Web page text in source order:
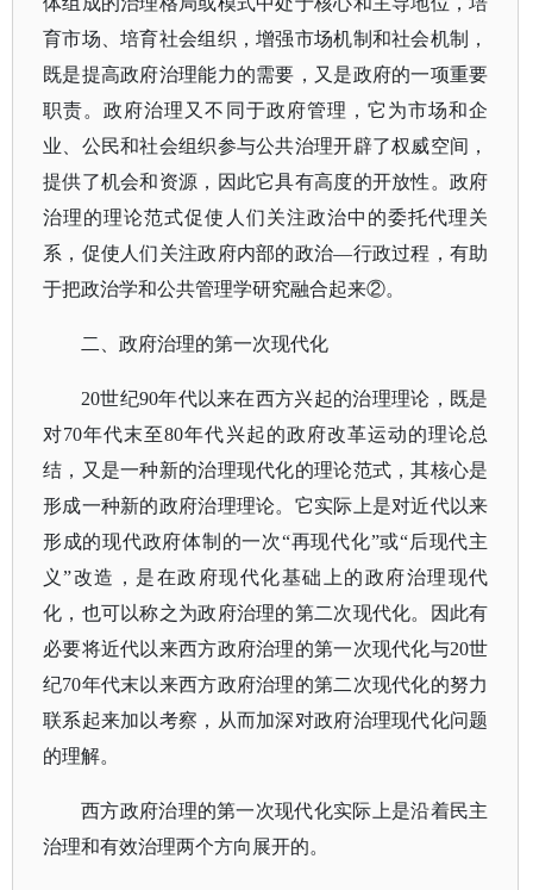
育市场、培育社会组织，增强市场机制和社会机制，
既是提高政府治理能力的需要，又是政府的一项重要
职责。政府治理又不同于政府管理，它为市场和企
业、公民和社会组织参与公共治理开辟了权威空间，
提供了机会和资源，因此它具有高度的开放性。政府
治理的理论范式促使人们关注政治中的委托代理关
系，促使人们关注政府内部的政治—行政过程，有助
于把政治学和公共管理学研究融合起来②。
二、政府治理的第一次现代化
20世纪90年代以来在西方兴起的治理理论，既是
对70年代末至80年代兴起的政府改革运动的理论总
结，又是一种新的治理现代化的理论范式，其核心是
形成一种新的政府治理理论。它实际上是对近代以来
形成的现代政府体制的一次“再现代化”或“后现代主
义”改造，是在政府现代化基础上的政府治理现代
化，也可以称之为政府治理的第二次现代化。因此有
必要将近代以来西方政府治理的第一次现代化与20世
纪70年代末以来西方政府治理的第二次现代化的努力
联系起来加以考察，从而加深对政府治理现代化问题
的理解。
西方政府治理的第一次现代化实际上是沿着民主
治理和有效治理两个方向展开的。